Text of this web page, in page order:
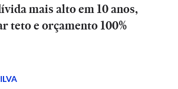
mais alto em 10 anos,
teto e orçamento 100%